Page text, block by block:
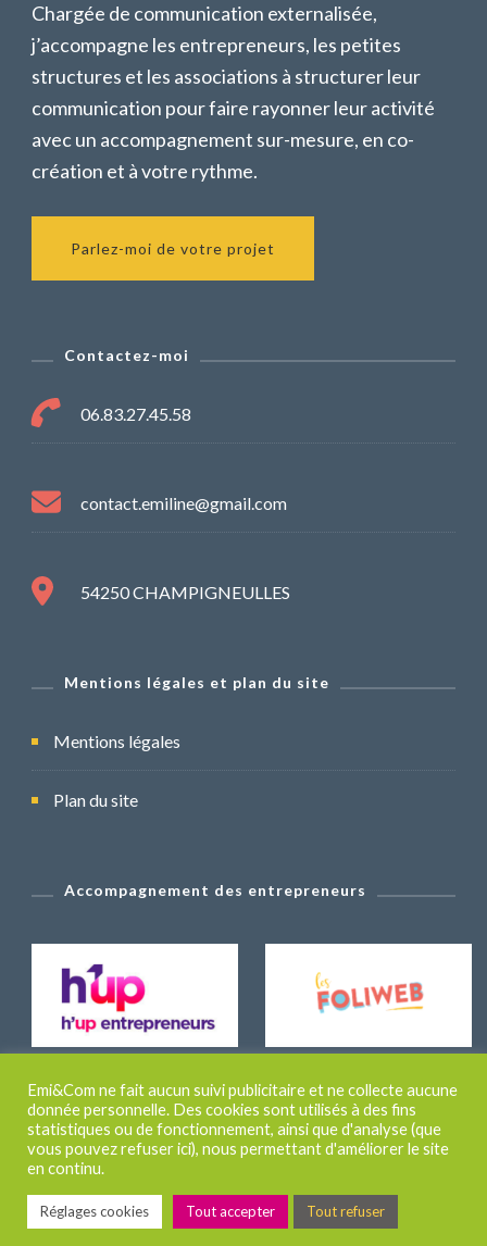
Chargée de communication externalisée,
j’accompagne les entrepreneurs, les petites
structures et les associations à structurer leur
communication pour faire rayonner leur activité
avec un accompagnement sur-mesure, en co-
création et à votre rythme.
Parlez-moi de votre projet
Contactez-moi
06.83.27.45.58
contact.emiline@gmail.com
54250 CHAMPIGNEULLES
Mentions légales et plan du site
Mentions légales
Plan du site
Accompagnement des entrepreneurs
© Copyright 2026 Emiline CAUCHIE . Tous droits
Themes
. Powered by WordPress.
Emi&Com ne fait aucun suivi publicitaire et ne collecte aucune
donnée personnelle. Des cookies sont utilisés à des fins
statistiques ou de fonctionnement, ainsi que d'analyse (que
vous pouvez refuser ici), nous permettant d'améliorer le site
en continu.
Réglages cookies Tout accepter Tout refuser